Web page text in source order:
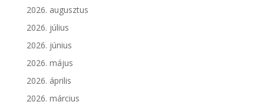
2026. augusztus
2026. július
2026. június
2026. május
2026. április
2026. március